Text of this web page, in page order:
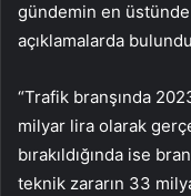
gündemin en üstünde
açıklamalarda
“Trafik branşında
milyar lira olarak
bırakıldığında ise
teknik zararın 33